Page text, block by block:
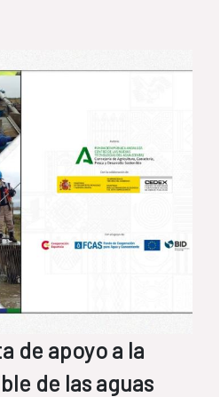
de apoyo a la
de las aguas